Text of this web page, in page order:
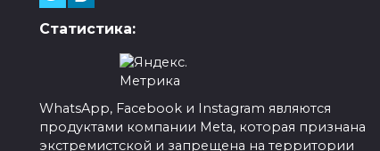
Статистика:
WhatsApp, Facebook и Instagram являются
продуктами компании Meta, которая признана
экстремистской и запрещена на территории